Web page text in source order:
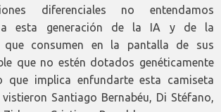
diferenciales no entendamos
a esta generación de la IA y de la
que consumen en la pantalla de sus
que no estén dotados genéticamente
que implica enfundarte esta camiseta
Santiago Bernabéu, Di Stéfano,